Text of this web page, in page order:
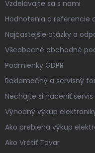
Vzdelávajte sa s nami
Hodnotenia a referencie
Najčastejšie otázky a
Všeobecné obchodné
Podmienky GDPR
Reklamačný a servisný
Nechajte si naceniť
Výhodný výkup
Ako prebieha výkup
Ako Vrátiť Tovar